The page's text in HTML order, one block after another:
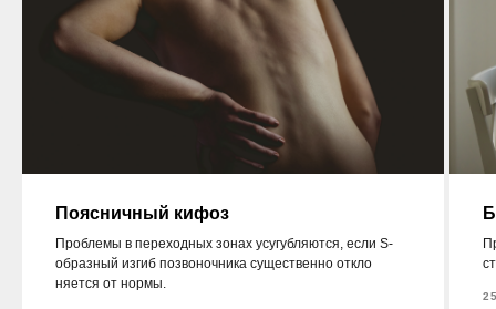
Поясничный кифоз
Проблемы в переходных зонах усугубляются, если S-
образный изгиб позвоночника существенно откло
няется от нормы.